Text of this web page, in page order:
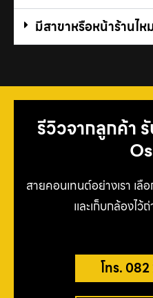
มีสาขาหรือหน้าร้านไห
รีวิวจากลูกค้า
สายคอนเทนต์อย่างเรา เลื
และเก็บกล้องไ
โทร.